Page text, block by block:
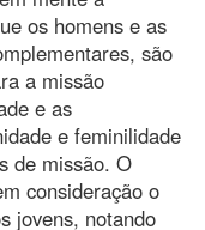
os homens e as
são
a missão
e as
e feminilidade
de missão. O
consideração o
jovens, notando